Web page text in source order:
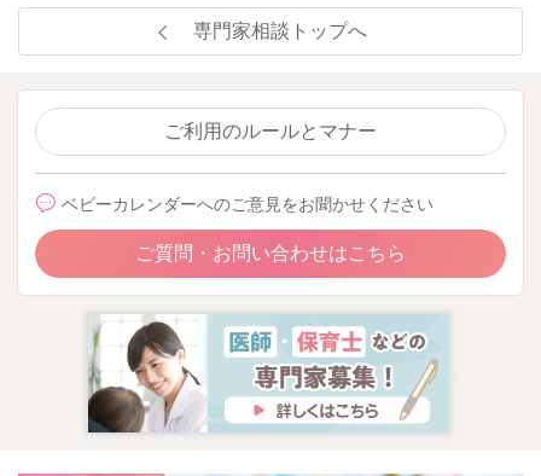
専門家相談トップへ
ご利用のルールとマナー
ベビーカレンダーへのご意見をお聞かせください
ご質問・お問い合わせはこちら